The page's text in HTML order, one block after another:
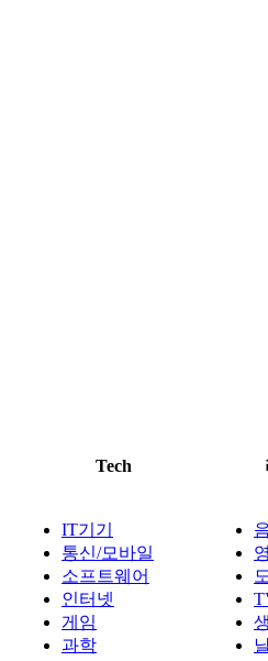
Tech
IT기기
통신/모바일
소프트웨어
인터넷
게임
과학